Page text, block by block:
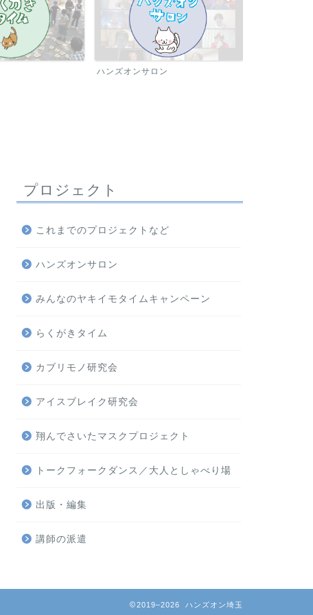
ハンズオンサロン
アイスブレイク研究会
究会
アイスブレイク研究会
プロジェクト
これまでのプロジェクトなど
ハンズオンサロン
みんなのヤキイモタイムキャンペーン
らくがきタイム
カブリモノ研究会
アイスブレイク研究会
翔んでさいたマスクプロジェクト
トークフォークダンス／大人としゃべり場
出版・編集
講師の派遣
2019–2026 ハンズオン埼玉